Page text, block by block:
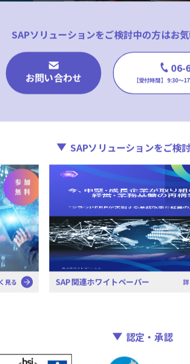
SAPソリューションをご検討中の方はお
お問い合わせ
06-
【受付時間】 9:30〜
SAPソリューションをご検
見る SAP関連ホワイトペーパー
認定・承認